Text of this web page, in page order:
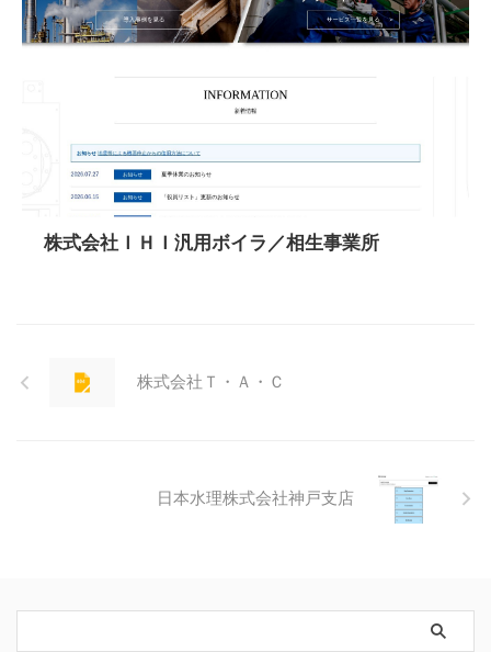
株式会社ＩＨＩ汎用ボイラ／相生事業所
株式会社Ｔ・Ａ・Ｃ
日本水理株式会社神戸支店